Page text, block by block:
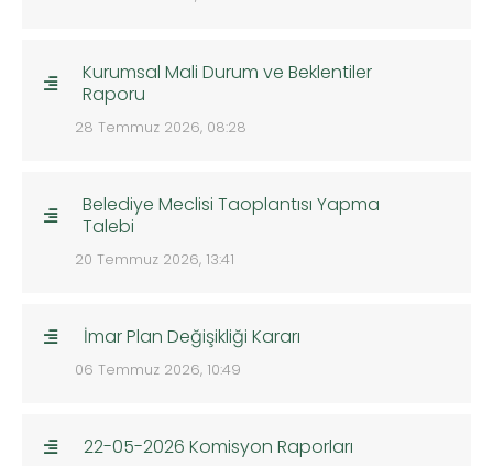
Kurumsal Mali Durum ve Beklentiler
Raporu
28 Temmuz 2026, 08:28
Belediye Meclisi Taoplantısı Yapma
Talebi
20 Temmuz 2026, 13:41
İmar Plan Değişikliği Kararı
06 Temmuz 2026, 10:49
22-05-2026 Komisyon Raporları